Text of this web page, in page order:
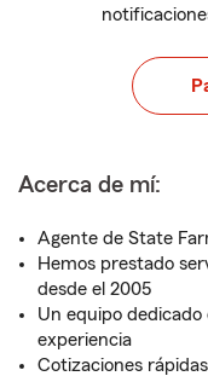
Acerca de mí:
Agente de State
Hemos prestado
desde el 2005
Un equipo dedicado
experiencia
Cotizaciones